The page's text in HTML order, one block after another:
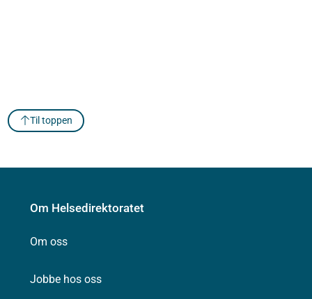
Til toppen
Om Helsedirektoratet
Om oss
Jobbe hos oss